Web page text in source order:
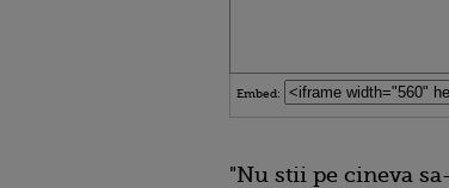
Embed:
"Nu stii pe cineva